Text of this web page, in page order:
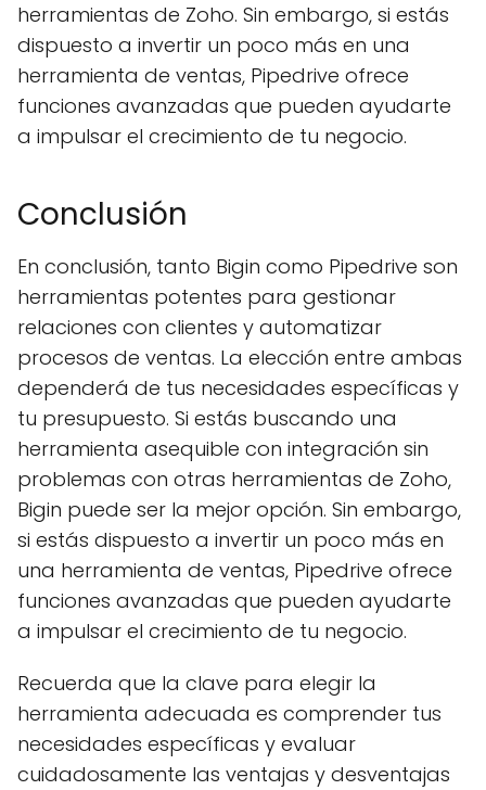
herramientas de Zoho. Sin embargo, si estás
dispuesto a invertir un poco más en una
herramienta de ventas, Pipedrive ofrece
funciones avanzadas que pueden ayudarte
a impulsar el crecimiento de tu negocio.
Conclusión
En conclusión, tanto Bigin como Pipedrive son
herramientas potentes para gestionar
relaciones con clientes y automatizar
procesos de ventas. La elección entre ambas
dependerá de tus necesidades específicas y
tu presupuesto. Si estás buscando una
herramienta asequible con integración sin
problemas con otras herramientas de Zoho,
Bigin puede ser la mejor opción. Sin embargo,
si estás dispuesto a invertir un poco más en
una herramienta de ventas, Pipedrive ofrece
funciones avanzadas que pueden ayudarte
a impulsar el crecimiento de tu negocio.
Recuerda que la clave para elegir la
herramienta adecuada es comprender tus
necesidades específicas y evaluar
cuidadosamente las ventajas y desventajas